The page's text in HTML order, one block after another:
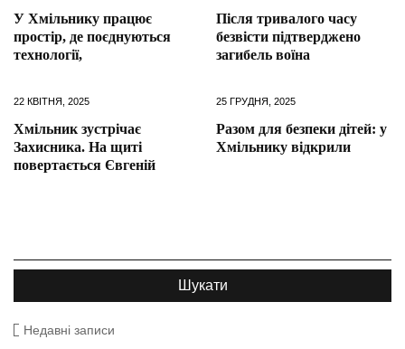
У Хмільнику працює
простір, де поєднуються
технології,
Після тривалого часу
безвісти підтверджено
загибель воїна
22 КВІТНЯ, 2025
Хмільник зустрічає
Захисника. На щиті
повертається Євгеній
25 ГРУДНЯ, 2025
Разом для безпеки дітей: у
Хмільнику відкрили
Недавні записи